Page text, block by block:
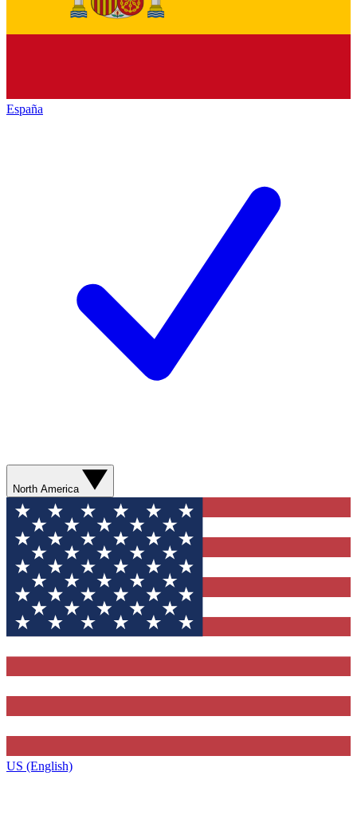
España
North America
US (English)